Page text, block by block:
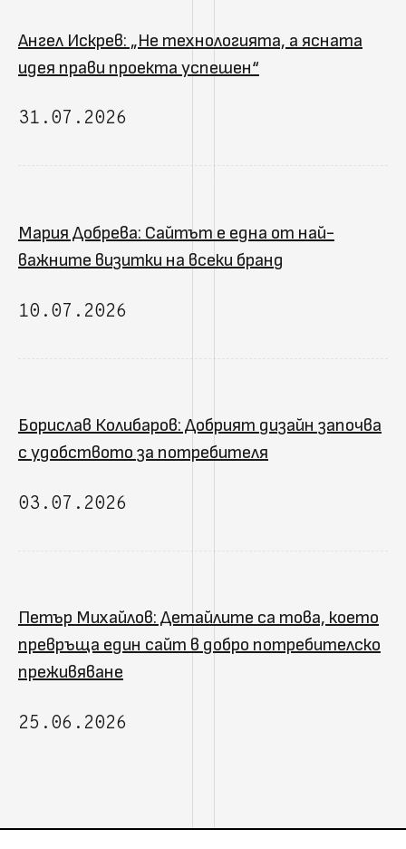
Ангел Искрев: „Не технологията, а ясната
идея прави проекта успешен“
31.07.2026
Мария Добрева: Сайтът е една от най-
важните визитки на всеки бранд
10.07.2026
Борислав Колибаров: Добрият дизайн започва
с удобството за потребителя
03.07.2026
Петър Михайлов: Детайлите са това, което
превръща един сайт в добро потребителско
преживяване
25.06.2026